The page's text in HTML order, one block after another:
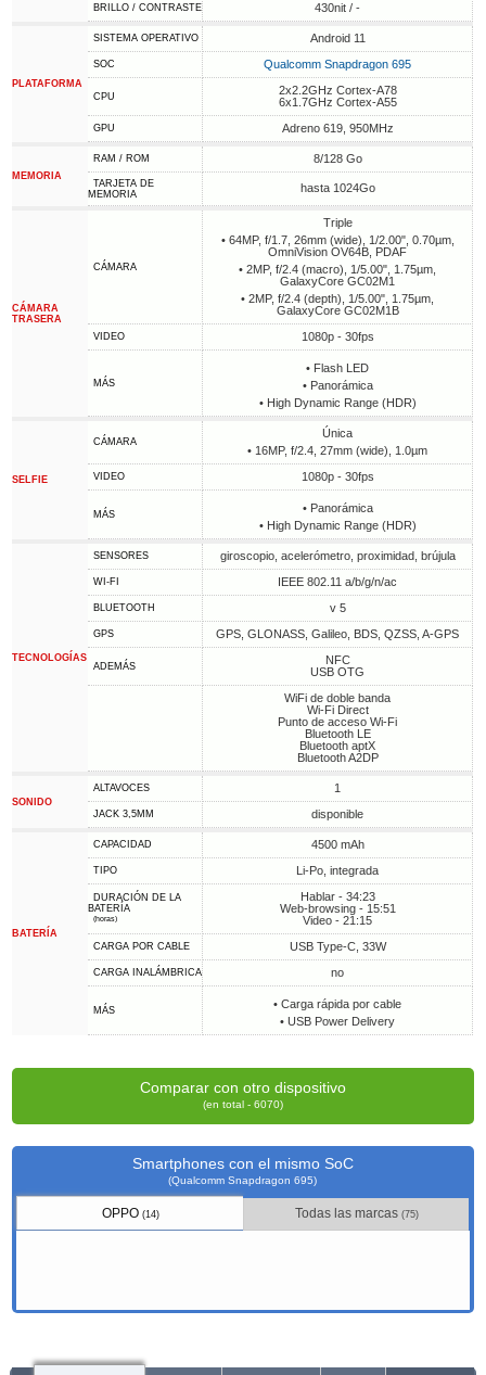
BRILLO / CONTRASTE 430nit / -
PLATAFORMA
SISTEMA OPERATIVO Android 11
SOC Qualcomm Snapdragon 695
CPU
2x2.2GHz Cortex-A78
6x1.7GHz Cortex-A55
GPU Adreno 619, 950MHz
MEMORIA
RAM / ROM 8/128 Go
TARJETA DE
MEMORIA
hasta 1024Go
CÁMARA
TRASERA
CÁMARA
Triple
• 64MP, f/1.7, 26mm (wide), 1/2.00", 0.70µm,
OmniVision OV64B, PDAF
• 2MP, f/2.4 (macro), 1/5.00", 1.75µm,
GalaxyCore GC02M1
• 2MP, f/2.4 (depth), 1/5.00", 1.75µm,
GalaxyCore GC02M1B
VIDEO 1080p - 30fps
MÁS
• Flash LED
• Panorámica
• High Dynamic Range (HDR)
SELFIE
CÁMARA
Única
• 16MP, f/2.4, 27mm (wide), 1.0µm
VIDEO 1080p - 30fps
MÁS
• Panorámica
• High Dynamic Range (HDR)
TECNOLOGÍAS
SENSORES giroscopio, acelerómetro, proximidad, brújula
WI-FI IEEE 802.11 a/b/g/n/ac
BLUETOOTH v 5
GPS GPS, GLONASS, Galileo, BDS, QZSS, A-GPS
ADEMÁS
NFC
USB OTG
WiFi de doble banda
Wi-Fi Direct
Punto de acceso Wi-Fi
Bluetooth LE
Bluetooth aptX
Bluetooth A2DP
SONIDO
ALTAVOCES 1
JACK 3,5MM disponible
BATERÍA
CAPACIDAD 4500 mAh
TIPO Li-Po, integrada
DURACIÓN DE LA
BATERÍA
(horas)
Hablar - 34:23
Web-browsing - 15:51
Video - 21:15
CARGA POR CABLE USB Type-C, 33W
CARGA INALÁMBRICA no
MÁS
• Carga rápida por cable
• USB Power Delivery
Comparar con otro dispositivo
(en total - 6070)
Smartphones con el mismo SoC
(Qualcomm Snapdragon 695)
OPPO (14) Todas las marcas (75)